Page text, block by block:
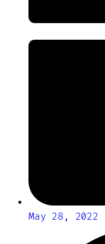
May 28, 2022